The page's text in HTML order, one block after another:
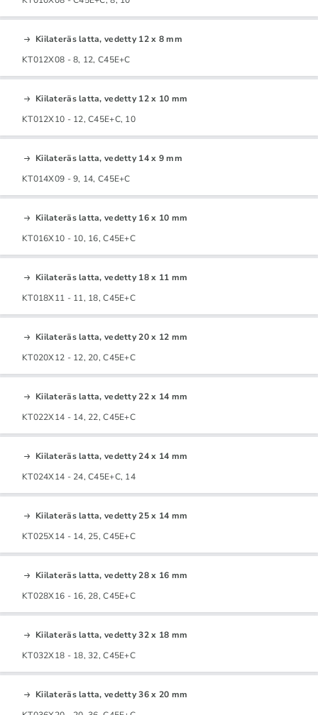
Kiilateräs latta, vedetty 12 x 8 mm
KT012X08 - 8, 12, C45E+C
Kiilateräs latta, vedetty 12 x 10 mm
KT012X10 - 12, C45E+C, 10
Kiilateräs latta, vedetty 14 x 9 mm
KT014X09 - 9, 14, C45E+C
Kiilateräs latta, vedetty 16 x 10 mm
KT016X10 - 10, 16, C45E+C
Kiilateräs latta, vedetty 18 x 11 mm
KT018X11 - 11, 18, C45E+C
Kiilateräs latta, vedetty 20 x 12 mm
KT020X12 - 12, 20, C45E+C
Kiilateräs latta, vedetty 22 x 14 mm
KT022X14 - 14, 22, C45E+C
Kiilateräs latta, vedetty 24 x 14 mm
KT024X14 - 24, C45E+C, 14
Kiilateräs latta, vedetty 25 x 14 mm
KT025X14 - 14, 25, C45E+C
Kiilateräs latta, vedetty 28 x 16 mm
KT028X16 - 16, 28, C45E+C
Kiilateräs latta, vedetty 32 x 18 mm
KT032X18 - 18, 32, C45E+C
Kiilateräs latta, vedetty 36 x 20 mm